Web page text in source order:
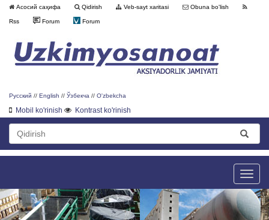
Асосий саҳифа Qidirish Veb-sayt xaritasi Obuna bo'lish
Rss Forum Forum
Русский // English // Ўзбекча // O'zbekcha
Mobil ko'rinish Kontrast ko'rinish
Toggle